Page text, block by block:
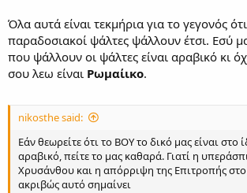
Όλα αυτά είναι τεκμήρια για το γεγονός
παραδοσιακοί ψάλτες ψάλλουν έτσι. Εσύ
που ψάλλουν οι ψάλτες είναι αραβικό κι
σου λεω είναι Ρωμαίικο.
nikosthe said:
Εάν θεωρείτε ότι το ΒΟΥ το δικό μας είναι στο
αραβικό, πείτε το μας καθαρά. Γιατί η
Χρυσάνθου και η απόρριψη της Επιτροπής
ακριβώς αυτό σημαίνει